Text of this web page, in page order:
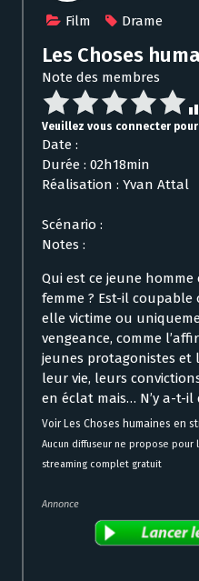
Film Drame
Les Choses
Note des membres
Veuillez vous connecter
Date :
Durée : 02h18min
Réalisation : Yvan Attal
Scénario :
Notes :
Qui est ce jeune
femme ? Est-il
elle victime ou
vengeance, comme
jeunes protagonistes et
leur vie, leurs
en éclat mais… N’y a-t-il
Voir Les Choses humaines en
Aucun diffuseur ne propose pour
streaming complet gratuit
Annonce